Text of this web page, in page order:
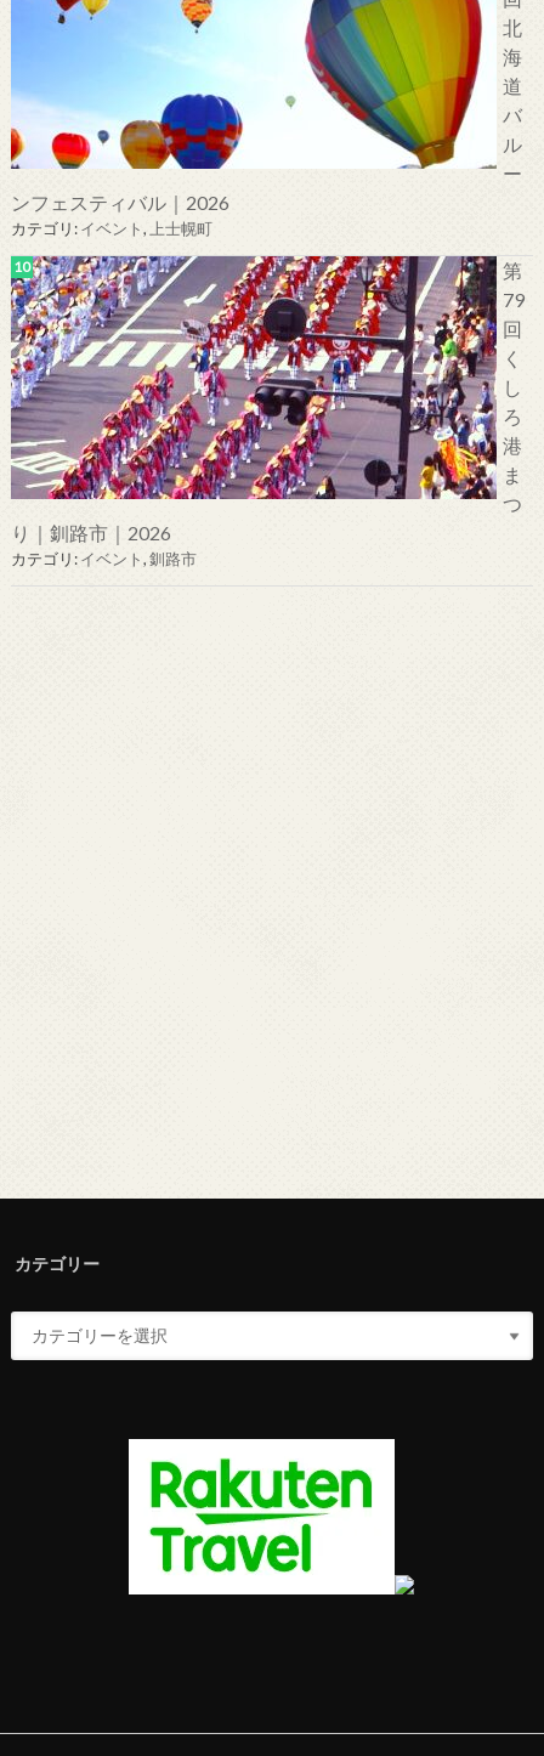
北
海
道
バ
ル
ー
ンフェスティバル｜2026
カテゴリ:イベント, 上士幌町
第
79
回
く
し
ろ
港
ま
つ
り｜釧路市｜2026
カテゴリ:イベント,釧路市
カテゴリー